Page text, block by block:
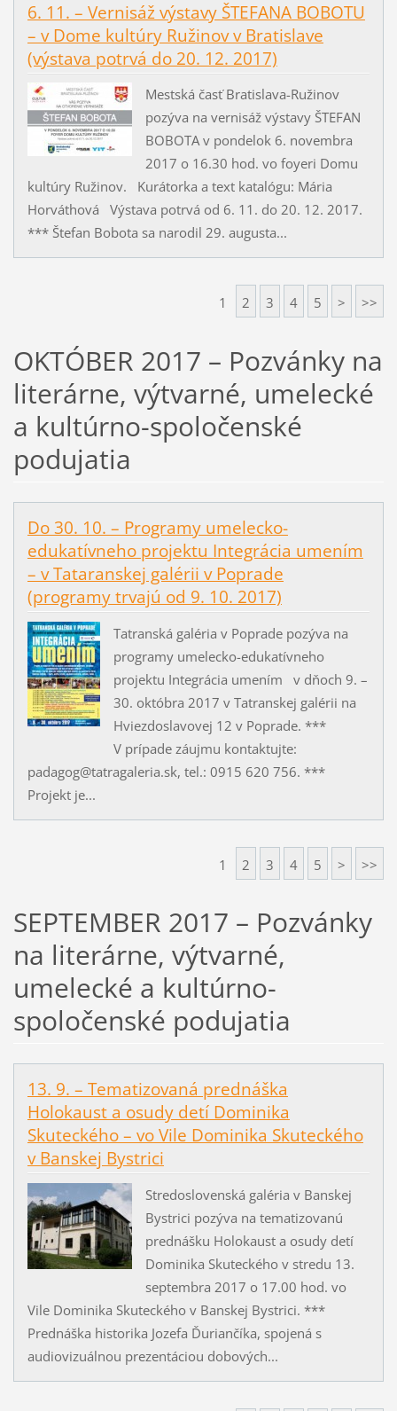
6. 11. – Vernisáž výstavy ŠTEFANA BOBOTU
– v Dome kultúry Ružinov v Bratislave
(výstava potrvá do 20. 12. 2017)
Mestská časť Bratislava-Ružinov
pozýva na vernisáž výstavy ŠTEFAN
BOBOTA v pondelok 6. novembra
2017 o 16.30 hod. vo foyeri Domu
kultúry Ružinov. Kurátorka a text katalógu: Mária
Horváthová Výstava potrvá od 6. 11. do 20. 12. 2017.
*** Štefan Bobota sa narodil 29. augusta...
1 2 3 4 5 > >>
OKTÓBER 2017 – Pozvánky na
literárne, výtvarné, umelecké
a kultúrno-spoločenské
podujatia
Do 30. 10. – Programy umelecko-
edukatívneho projektu Integrácia umením
– v Tataranskej galérii v Poprade
(programy trvajú od 9. 10. 2017)
Tatranská galéria v Poprade pozýva na
programy umelecko-edukatívneho
projektu Integrácia umením v dňoch 9. –
30. októbra 2017 v Tatranskej galérii na
Hviezdoslavovej 12 v Poprade. ***
V prípade záujmu kontaktujte:
padagog@tatragaleria.sk, tel.: 0915 620 756. ***
Projekt je...
1 2 3 4 5 > >>
SEPTEMBER 2017 – Pozvánky
na literárne, výtvarné,
umelecké a kultúrno-
spoločenské podujatia
13. 9. – Tematizovaná prednáška
Holokaust a osudy detí Dominika
Skuteckého – vo Vile Dominika Skuteckého
v Banskej Bystrici
Stredoslovenská galéria v Banskej
Bystrici pozýva na tematizovanú
prednášku Holokaust a osudy detí
Dominika Skuteckého v stredu 13.
septembra 2017 o 17.00 hod. vo
Vile Dominika Skuteckého v Banskej Bystrici. ***
Prednáška historika Jozefa Ďuriančíka, spojená s
audiovizuálnou prezentáciou dobových...